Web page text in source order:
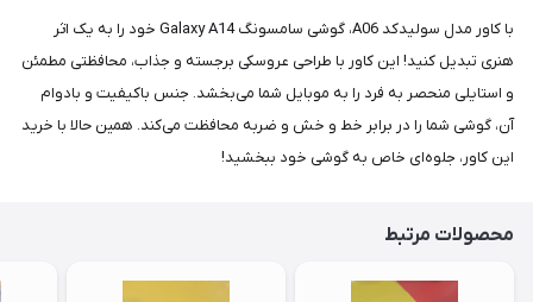
با کاور مدل سولیدکد A06، گوشی سامسونگ Galaxy A14 خود را به یک اثر
هنری تبدیل کنید! این کاور با طراحی عروسکی برجسته و جذاب، محافظتی مطمئن
و استایلی منحصر به فرد را به موبایل شما می‌بخشد. جنس باکیفیت و بادوام
آن، گوشی شما را در برابر خط و خش و ضربه محافظت می‌کند. همین حالا با خرید
این کاور، جلوه‌ای خاص به گوشی خود ببخشید!
محصولات مرتبط